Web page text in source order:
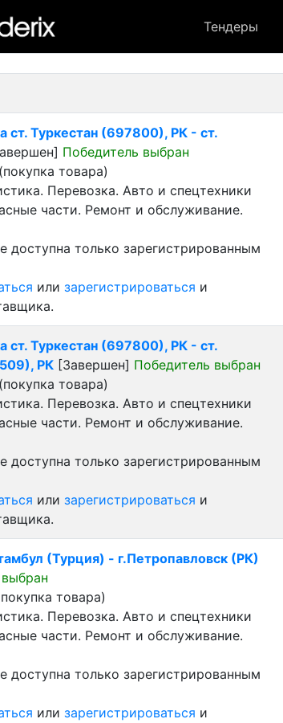
Тендеры
лот
ст. Туркестан (697800), РК - ст.
Победитель выбран
товара)
Перевозка. Авто и спецтехники
части. Ремонт и обслуживание.
доступна только зарегистрированным
или зарегистрироваться и
ст. Туркестан (697800), РК - ст.
РК [Завершен] Победитель выбран
товара)
Перевозка. Авто и спецтехники
части. Ремонт и обслуживание.
доступна только зарегистрированным
или зарегистрироваться и
(Турция) - г.Петропавловск (РК)
товара)
Перевозка. Авто и спецтехники
части. Ремонт и обслуживание.
доступна только зарегистрированным
или зарегистрироваться и